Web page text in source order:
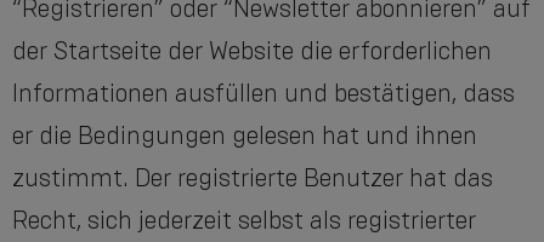
“Registrieren” oder “Newsletter abonnieren” auf
der Startseite der Website die erforderlichen
Informationen ausfüllen und bestätigen, dass
er die Bedingungen gelesen hat und ihnen
zustimmt. Der registrierte Benutzer hat das
Recht, sich jederzeit selbst als registrierter